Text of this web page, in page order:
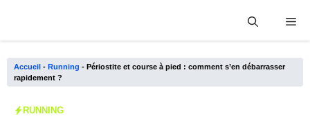
Accueil - Running - Périostite et course à pied : comment s’en débarrasser
rapidement ?
RUNNING